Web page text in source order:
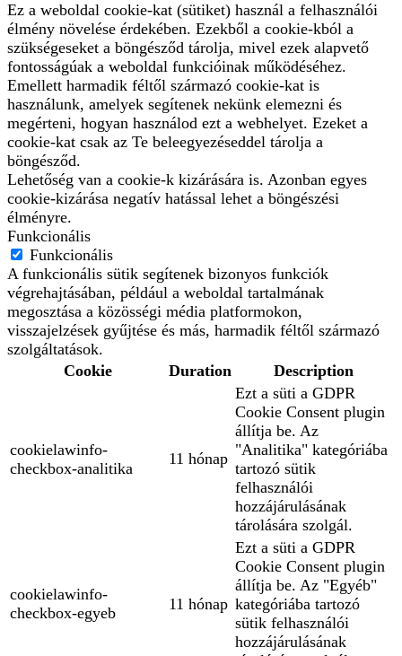
Ez a weboldal cookie-kat (sütiket) használ a felhasználói
élmény növelése érdekében. Ezekből a cookie-kból a
szükségeseket a böngésződ tárolja, mivel ezek alapvető
fontosságúak a weboldal funkcióinak működéséhez.
Emellett harmadik féltől származó cookie-kat is
használunk, amelyek segítenek nekünk elemezni és
megérteni, hogyan használod ezt a webhelyet. Ezeket a
cookie-kat csak az Te beleegyezéseddel tárolja a
böngésződ.
Lehetőség van a cookie-k kizárására is. Azonban egyes
cookie-kizárása negatív hatással lehet a böngészési
élményre.
Funkcionális
Funkcionális
A funkcionális sütik segítenek bizonyos funkciók
végrehajtásában, például a weboldal tartalmának
megosztása a közösségi média platformokon,
visszajelzések gyűjtése és más, harmadik féltől származó
szolgáltatások.
Cookie
Duration Description
cookielawinfo-
checkbox-analitika
11 hónap
Ezt a süti a GDPR
Cookie Consent plugin
állítja be. Az
"Analitika" kategóriába
tartozó sütik
felhasználói
hozzájárulásának
tárolására szolgál.
cookielawinfo-
checkbox-egyeb
11 hónap
Ezt a süti a GDPR
Cookie Consent plugin
állítja be. Az "Egyéb"
kategóriába tartozó
sütik felhasználói
hozzájárulásának